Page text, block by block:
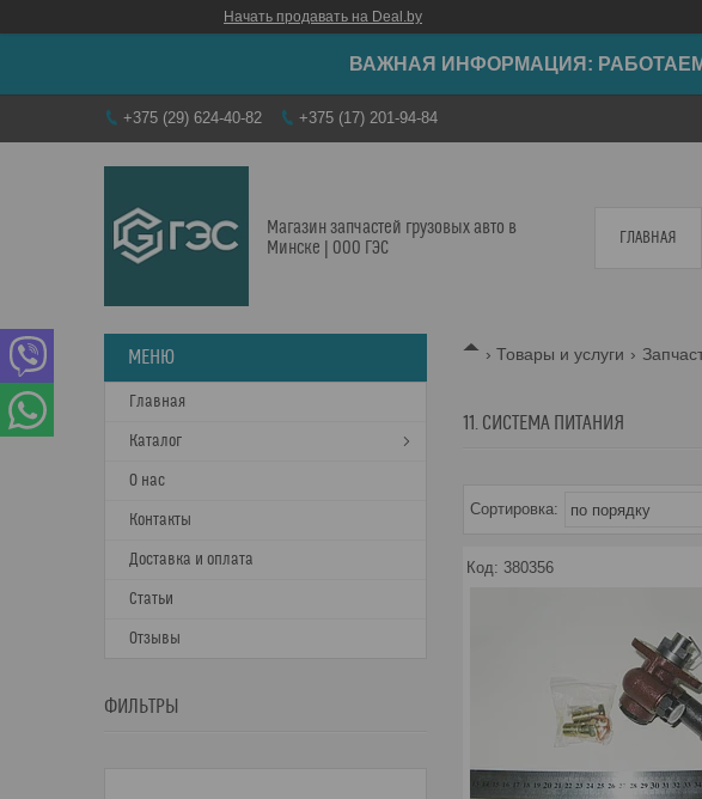
Начать продавать на Deal.by
ВАЖНАЯ ИНФОРМАЦИЯ:
+375 (29) 624-40-82 +375 (17) 201-94-84
Магазин запчастей грузовых авто в
Минске | ООО ГЭС
ГЛАВНАЯ
Товары и услуги
11. СИСТЕМА ПИТАНИЯ
380356
Главная
Каталог
О нас
Контакты
Доставка и оплата
Статьи
Отзывы
ФИЛЬТРЫ